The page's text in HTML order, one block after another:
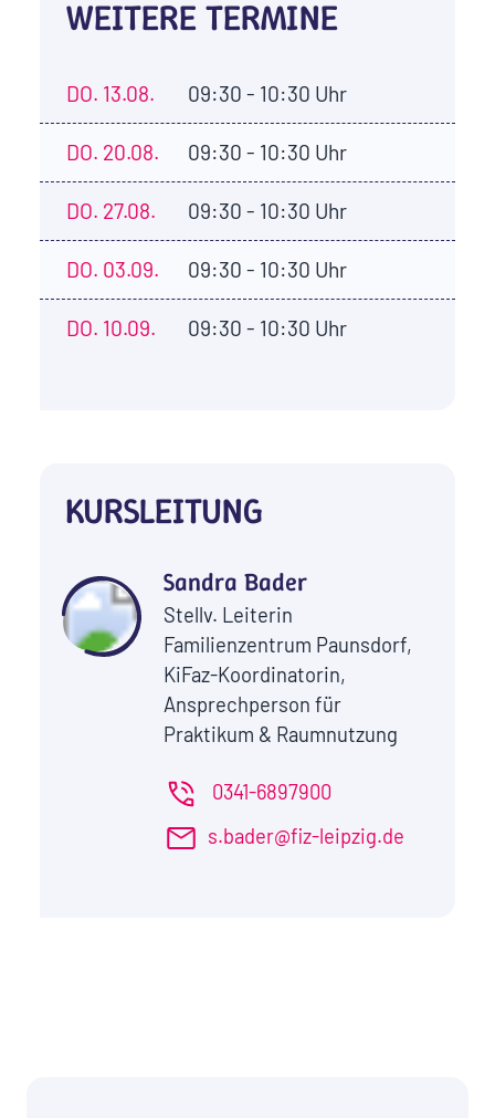
WEITERE TERMINE
DO. 13.08. 09:30 - 10:30 Uhr
DO. 20.08. 09:30 - 10:30 Uhr
DO. 27.08. 09:30 - 10:30 Uhr
DO. 03.09. 09:30 - 10:30 Uhr
DO. 10.09. 09:30 - 10:30 Uhr
KURSLEITUNG
Sandra Bader
Stellv. Leiterin
Familienzentrum Paunsdorf,
KiFaz-Koordinatorin,
Ansprechperson für
Praktikum & Raumnutzung
0341-6897900
s.bader@fiz-leipzig.de